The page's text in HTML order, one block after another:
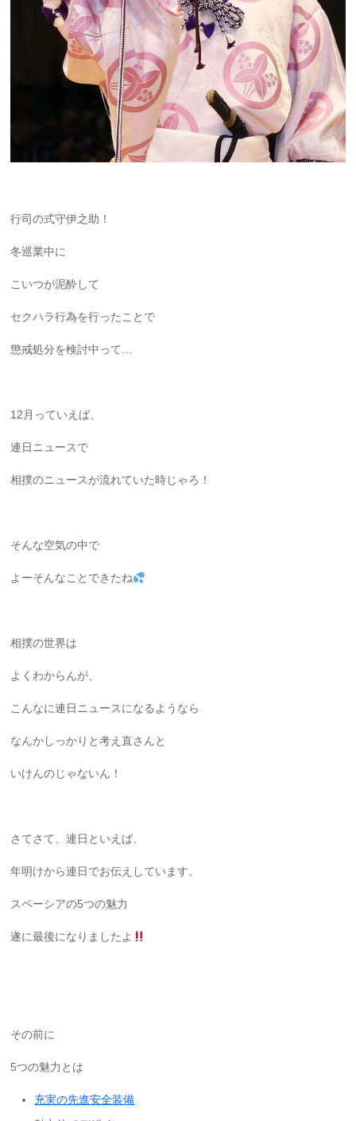
行司の式守伊之助！
冬巡業中に
こいつが泥酔して
セクハラ行為を行ったことで
懲戒処分を検討中って…
12月っていえば、
連日ニュースで
相撲のニュースが流れていた時じゃろ！
そんな空気の中で
よーそんなことできたね
相撲の世界は
よくわからんが、
こんなに連日ニュースになるようなら
なんかしっかりと考え直さんと
いけんのじゃないん！
さてさて、連日といえば、
年明けから連日でお伝えしています。
スペーシアの5つの魅力
遂に最後になりましたよ
その前に
5つの魅力とは
充実の先進安全装備